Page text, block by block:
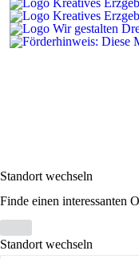
Standort wechseln
Finde einen interessanten
Standort wechseln